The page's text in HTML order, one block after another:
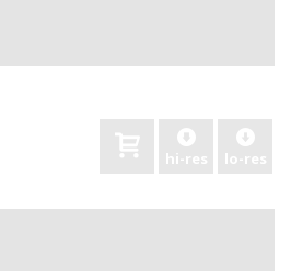
hi-res lo-res